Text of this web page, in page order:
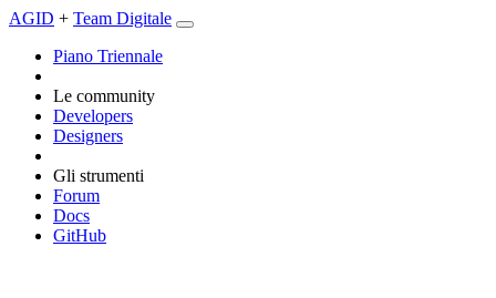
AGID + Team Digitale
Piano Triennale
Le community
Developers
Designers
Gli strumenti
Forum
Docs
GitHub